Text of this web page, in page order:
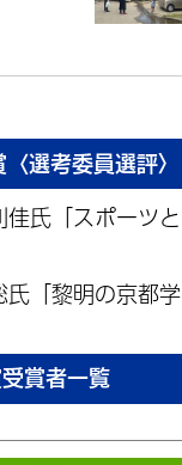
選考委員選評〉
佳氏「スポーツと
氏「黎明の京都学
賞者一覧